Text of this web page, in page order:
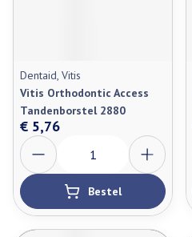
Dentaid, Vitis
Vitis Orthodontic Access
Tandenborstel 2880
€ 5,76
Aantal
Bestel